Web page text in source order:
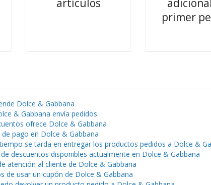
artículos
primer
Dolce & Gabbana
& Gabbana envía pedidos
ofrece Dolce & Gabbana
pago en Dolce & Gabbana
se tarda en entregar los productos pedidos a Dolce &
descuentos disponibles actualmente en Dolce & Gabbana
atención al cliente de Dolce & Gabbana
de usar un cupón de Dolce & Gabbana